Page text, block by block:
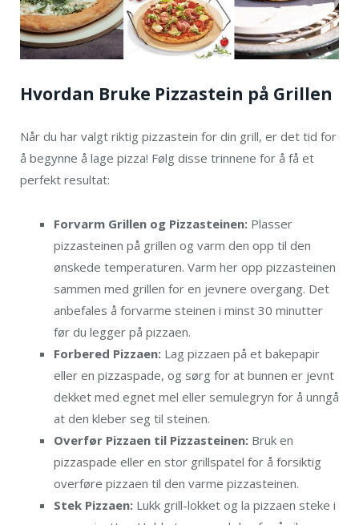
Hvordan Bruke Pizzastein på Grillen
Når du har valgt riktig pizzastein for din grill, er det tid for
å begynne å lage pizza! Følg disse trinnene for å få et
perfekt resultat:
Forvarm Grillen og Pizzasteinen: Plasser
pizzasteinen på grillen og varm den opp til den
ønskede temperaturen. Varm her opp pizzasteinen
sammen med grillen for en jevnere overgang. Det
anbefales å forvarme steinen i minst 30 minutter
før du legger på pizzaen.
Forbered Pizzaen: Lag pizzaen på et bakepapir
eller en pizzaspade, og sørg for at bunnen er jevnt
dekket med egnet mel eller semulegryn for å unngå
at den kleber seg til steinen.
Overfør Pizzaen til Pizzasteinen: Bruk en
pizzaspade eller en stor grillspatel for å forsiktig
overføre pizzaen til den varme pizzasteinen.
Stek Pizzaen: Lukk grill-lokket og la pizzaen steke i